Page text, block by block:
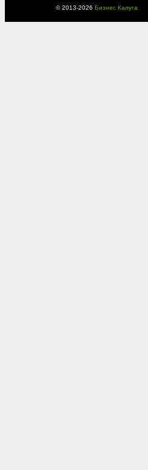
© 2013-2026 Бизнес Калуга